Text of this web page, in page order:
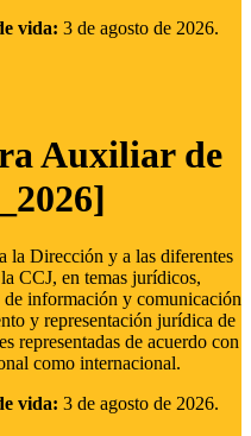
vida: 3 de agosto de 2026.
Auxiliar de
la Dirección y a las diferentes
CCJ, en temas jurídicos,
información y comunicación
y representación jurídica de
representadas de acuerdo con
como internacional.
vida: 3 de agosto de 2026.